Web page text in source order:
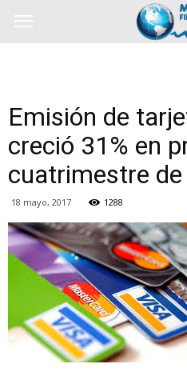
Emisión de
creció 31% en
cuatrimestre
18 mayo, 2017 1288